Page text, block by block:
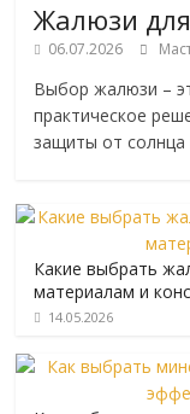
Жалюзи
06.07.2026
Выбор жалюзи –
практическое
защиты от солнца
Какие выбрать
материалам и
14.05.2026